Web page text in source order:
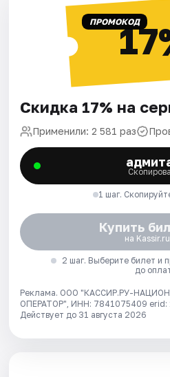
ПРОМОКОД
Скидка 17% на
Применили: 2 581 раз
1 шаг.
Купить
на Kassir.ru
2 шаг. Выберите билет и
до
Реклама. ООО "КАССИР.РУ-
ОПЕРАТОР", ИНН: 7841075409 erid:
Действует до 31 августа 2026